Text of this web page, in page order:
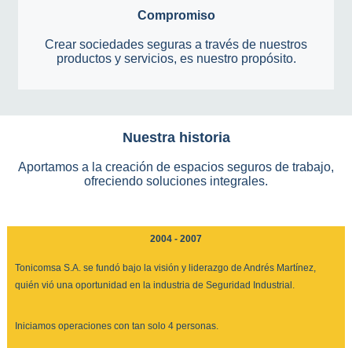
Compromiso
Crear sociedades seguras a través de nuestros
productos y servicios, es nuestro propósito.
Nuestra historia
Aportamos a la creación de espacios seguros de trabajo,
ofreciendo soluciones integrales.
2004 - 2007
Tonicomsa S.A. se fundó bajo la visión y liderazgo de Andrés Martínez,
quién vió una oportunidad en la industria de Seguridad Industrial.
Iniciamos operaciones con tan solo 4 personas.